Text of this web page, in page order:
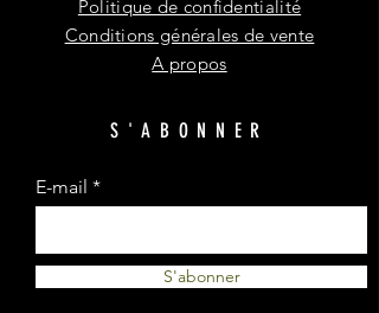
Politique de confidentialité
Conditions générales de vente
A propos
S'ABONNER
E-mail
S'abonner